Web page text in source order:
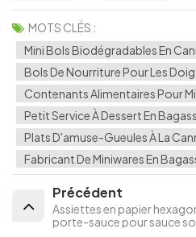
MOTS CLÉS :
Mini Bols Biodégradables En
Bols De Nourriture Pour Les
Contenants Alimentaires Pour
Petit Service À Dessert En
Plats D'amuse-Gueules À La
Fabricant De Miniwares En
Précédent
Assiettes en papier
porte-sauce pour sauce